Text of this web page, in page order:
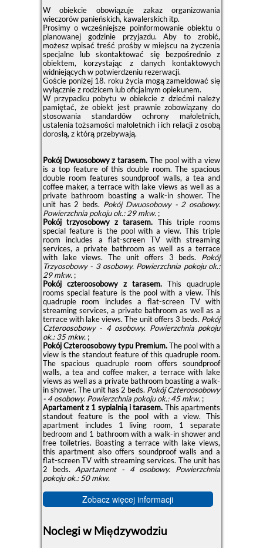
W obiekcie obowiązuje zakaz organizowania
wieczorów panieńskich, kawalerskich itp.
Prosimy o wcześniejsze poinformowanie obiektu o
planowanej godzinie przyjazdu. Aby to zrobić,
możesz wpisać treść prośby w miejscu na życzenia
specjalne lub skontaktować się bezpośrednio z
obiektem, korzystając z danych kontaktowych
widniejących w potwierdzeniu rezerwacji.
Goście poniżej 18. roku życia mogą zameldować się
wyłącznie z rodzicem lub oficjalnym opiekunem.
W przypadku pobytu w obiekcie z dziećmi należy
pamiętać, że obiekt jest prawnie zobowiązany do
stosowania standardów ochrony małoletnich,
ustalenia tożsamości małoletnich i ich relacji z osobą
dorosłą, z którą przebywają.
Pokój Dwuosobowy z tarasem. The pool with a view
is a top feature of this double room. The spacious
double room features soundproof walls, a tea and
coffee maker, a terrace with lake views as well as a
private bathroom boasting a walk-in shower. The
unit has 2 beds. Pokój Dwuosobowy - 2 osobowy.
Powierzchnia pokoju ok.: 29 mkw.;
Pokój trzyosobowy z tarasem. This triple rooms
special feature is the pool with a view. This triple
room includes a flat-screen TV with streaming
services, a private bathroom as well as a terrace
with lake views. The unit offers 3 beds. Pokój
Trzyosobowy - 3 osobowy. Powierzchnia pokoju ok.:
29 mkw.;
Pokój czteroosobowy z tarasem. This quadruple
rooms special feature is the pool with a view. This
quadruple room includes a flat-screen TV with
streaming services, a private bathroom as well as a
terrace with lake views. The unit offers 3 beds. Pokój
Czteroosobowy - 4 osobowy. Powierzchnia pokoju
ok.: 35 mkw.;
Pokój Czteroosobowy typu Premium.The pool with a
view is the standout feature of this quadruple room.
The spacious quadruple room offers soundproof
walls, a tea and coffee maker, a terrace with lake
views as well as a private bathroom boasting a walk-
in shower. The unit has 2 beds. Pokój Czteroosobowy
- 4 osobowy. Powierzchnia pokoju ok.: 45 mkw.;
Apartament z 1 sypialnią i tarasem. This apartments
standout feature is the pool with a view. This
apartment includes 1 living room, 1 separate
bedroom and 1 bathroom with a walk-in shower and
free toiletries. Boasting a terrace with lake views,
this apartment also offers soundproof walls and a
flat-screen TV with streaming services. The unit has
2 beds. Apartament - 4 osobowy.
Powierzchnia
pokoju ok.: 50 mkw.
Zobacz więcej informacji
Noclegi w Międzywodziu